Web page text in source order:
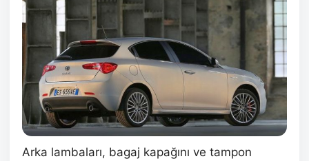
Arka lambaları, bagaj kapağını ve tampon